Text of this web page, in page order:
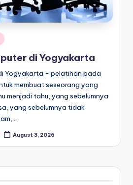
di Yogyakarta
Yogyakarta - pelatihan pada
membuat seseorang yang
menjadi tahu, yang sebelumnya
yang sebelumnya tidak
August 3, 2026